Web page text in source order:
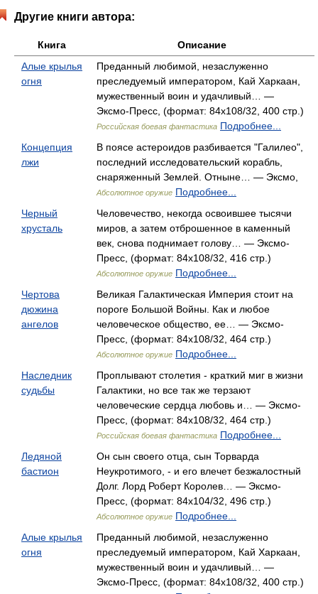
Другие книги автора:
Книга
Описание
Алые крылья
огня
Преданный любимой, незаслуженно
преследуемый императором, Кай Харкаан,
мужественный воин и удачливый… —
Эксмо-Пресс, (формат: 84x108/32, 400 стр.)
Российская боевая фантастика Подробнее...
Концепция
лжи
В поясе астероидов разбивается "Галилео",
последний исследовательский корабль,
снаряженный Землей. Отныне… — Эксмо,
Абсолютное оружие Подробнее...
Черный
хрусталь
Человечество, некогда освоившее тысячи
миров, а затем отброшенное в каменный
век, снова поднимает голову… — Эксмо-
Пресс, (формат: 84x108/32, 416 стр.)
Абсолютное оружие Подробнее...
Чертова
дюжина
ангелов
Великая Галактическая Империя стоит на
пороге Большой Войны. Как и любое
человеческое общество, ее… — Эксмо-
Пресс, (формат: 84x108/32, 464 стр.)
Абсолютное оружие Подробнее...
Наследник
судьбы
Проплывают столетия - краткий миг в жизни
Галактики, но все так же терзают
человеческие сердца любовь и… — Эксмо-
Пресс, (формат: 84x108/32, 464 стр.)
Российская боевая фантастика Подробнее...
Ледяной
бастион
Он сын своего отца, сын Торварда
Неукротимого, - и его влечет безжалостный
Долг. Лорд Роберт Королев… — Эксмо-
Пресс, (формат: 84x104/32, 496 стр.)
Абсолютное оружие Подробнее...
Алые крылья
огня
Преданный любимой, незаслуженно
преследуемый императором, Кай Харкаан,
мужественный воин и удачливый… —
Эксмо-Пресс, (формат: 84x108/32, 400 стр.)